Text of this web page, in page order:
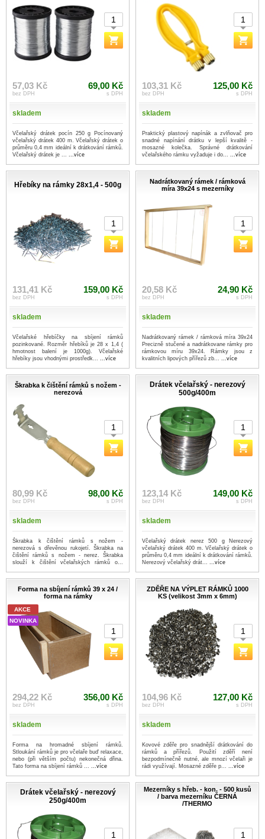
57,03 Kč
bez DPH
69,00 Kč
s DPH
skladem
Včelařský drátek pocín 250 g Pocínovaný
včelařský drátek 400 m. Včelařský drátek o
průměru 0,4 mm ideální k drátkování rámků.
Včelařský drátek je ... ...více
103,31 Kč
bez DPH
125,00 Kč
s DPH
skladem
Praktický plastový napínák a zvlňovač pro
snadné napínání drátku v lepší kvalitě -
mosazné kolečka. Správné drátkování
včelařského rámku vyžaduje i do... ...více
Hřebíky na rámky 28x1,4 - 500g
131,41 Kč
bez DPH
159,00 Kč
s DPH
skladem
Včelařské hřebíčky na sbíjení rámků
pozinkované. Rozměr hřebíků je 28 x 1,4 (
hmotnost balení je 1000g). Včelařské
hřebíky jsou vhodnými prostředk... ...více
Nadrátkovaný rámek / rámková
míra 39x24 s mezerníky
20,58 Kč
bez DPH
24,90 Kč
s DPH
skladem
Nadrátkovaný rámek / rámková míra 39x24
Precizně stučené a nadrátkovane rámky pro
rámkovou míru 39x24. Rámky jsou z
kvalitních lipových přířezů zb... ...více
Škrabka k čištění rámků s nožem -
nerezová
80,99 Kč
bez DPH
98,00 Kč
s DPH
skladem
Škrabka k čištění rámků s nožem -
nerezová s dřevěnou rukojetí. Škrabka na
čištění rámků s nožem - nerez. Škrabka
slouží k čištění včelařských rámků o...
Drátek včelařský - nerezový
500g/400m
123,14 Kč
bez DPH
149,00 Kč
s DPH
skladem
Včelařský drátek nerez 500 g Nerezový
včelařský drátek 400 m. Včelařský drátek o
průměru 0,4 mm ideální k drátkování rámků.
Nerezový včelařský drát... ...více
Forma na sbíjení rámků 39 x 24 /
forma na rámky
AKCE
NOVINKA
294,22 Kč
bez DPH
356,00 Kč
s DPH
skladem
Forma na hromadné sbíjení rámků.
Stloukání rámků je pro včelaře buď relaxace,
nebo (při větším počtu) nekonečná dřina.
Tato forma na sbíjení rámků ... ...více
ZDĚŘE NA VÝPLET RÁMKŮ 1000
KS (velikost 3mm x 6mm)
104,96 Kč
bez DPH
127,00 Kč
s DPH
skladem
Kovové zděře pro snadnější drátkování do
rámků a přířezů. Použití zděří není
bezpodmínečně nutné, ale mnozí včelaři je
rádi využívají. Mosazné zděře p... ...více
Drátek včelařský - nerezový
250g/400m
Mezerníky s hřeb. - kon. - 500 kusů
/ barva mezerníku ČERNÁ
/THERMO